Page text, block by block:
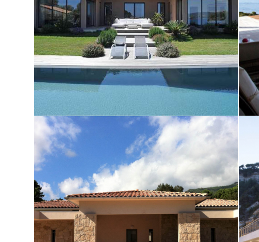
Villa individuelle à Porto-vecchio
Crèche de Lecci